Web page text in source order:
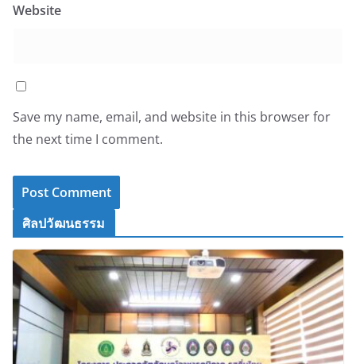
Website
Save my name, email, and website in this browser for
the next time I comment.
ศิลปวัฒนธรรม